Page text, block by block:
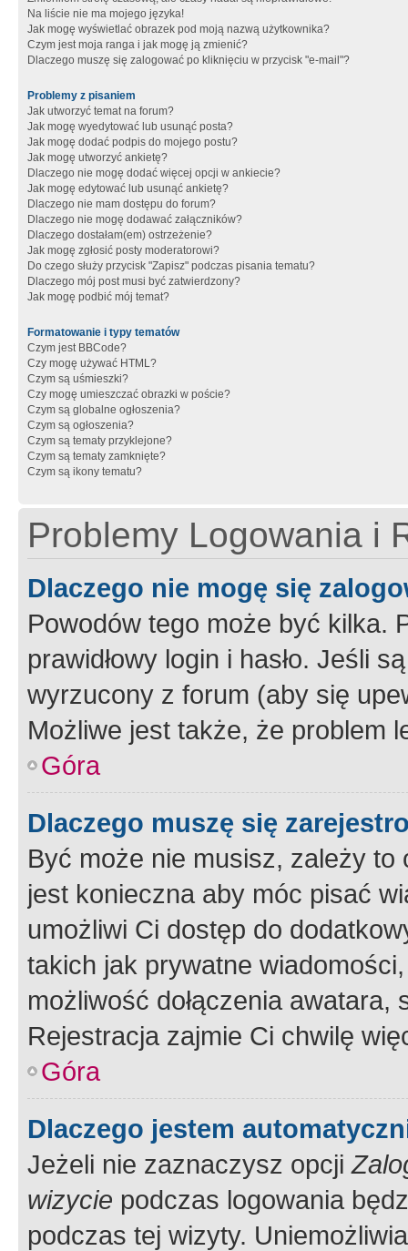
Na liście nie ma mojego języka!
Jak mogę wyświetlać obrazek pod moją nazwą użytkownika?
Czym jest moja ranga i jak mogę ją zmienić?
Dlaczego muszę się zalogować po kliknięciu w przycisk "e-mail"?
Problemy z pisaniem
Jak utworzyć temat na forum?
Jak mogę wyedytować lub usunąć posta?
Jak mogę dodać podpis do mojego postu?
Jak mogę utworzyć ankietę?
Dlaczego nie mogę dodać więcej opcji w ankiecie?
Jak mogę edytować lub usunąć ankietę?
Dlaczego nie mam dostępu do forum?
Dlaczego nie mogę dodawać załączników?
Dlaczego dostałam(em) ostrzeżenie?
Jak mogę zgłosić posty moderatorowi?
Do czego służy przycisk "Zapisz" podczas pisania tematu?
Dlaczego mój post musi być zatwierdzony?
Jak mogę podbić mój temat?
Formatowanie i typy tematów
Czym jest BBCode?
Czy mogę używać HTML?
Czym są uśmieszki?
Czy mogę umieszczać obrazki w poście?
Czym są globalne ogłoszenia?
Czym są ogłoszenia?
Czym są tematy przyklejone?
Czym są tematy zamknięte?
Czym są ikony tematu?
Problemy Logowania i
Dlaczego nie mogę się
Powodów tego może być kilka.
prawidłowy login i hasło. Jeśli
wyrzucony z forum (aby się
Możliwe jest także, że problem
Góra
Dlaczego muszę się
Być może nie musisz, zależy
jest konieczna aby móc pisać
umożliwi Ci dostęp do
takich jak prywatne
możliwość dołączenia
Rejestracja zajmie Ci chwilę
Góra
Dlaczego jestem
Jeżeli nie zaznaczysz opcji
wizycie podczas logowania
podczas tej wizyty.